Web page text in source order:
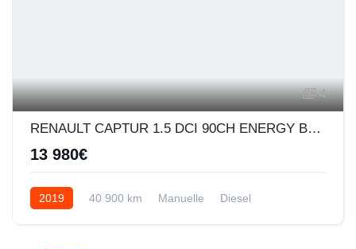
4
RENAULT CAPTUR 1.5 DCI 90CH ENERGY BUSINESS EURO6C
13 980€
2019 40 900 km Manuelle Diesel